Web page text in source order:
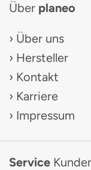
Über planeo
Über uns
Hersteller
Kontakt
Karriere
Impressum
Service